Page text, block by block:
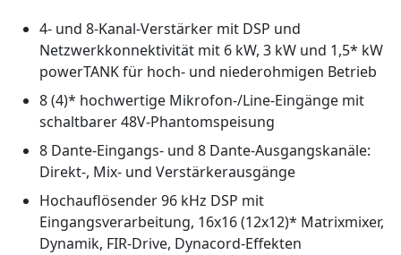
4- und 8-Kanal-Verstärker mit DSP und
Netzwerkkonnektivität mit 6 kW, 3 kW und 1,5* kW
powerTANK für hoch- und niederohmigen Betrieb
8 (4)* hochwertige Mikrofon-/Line-Eingänge mit
schaltbarer 48V-Phantomspeisung
8 Dante-Eingangs- und 8 Dante-Ausgangskanäle:
Direkt-, Mix- und Verstärkerausgänge
Hochauflösender 96 kHz DSP mit
Eingangsverarbeitung, 16x16 (12x12)* Matrixmixer,
Dynamik, FIR-Drive, Dynacord-Effekten